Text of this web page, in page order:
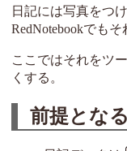
日記には写真をつ
RedNotebookでも
ここではそれをツ
くする。
前提とな